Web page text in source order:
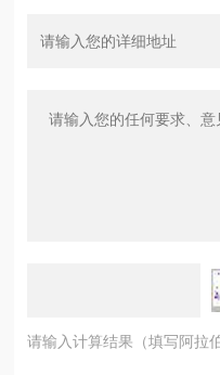
请输入计算结果（填写阿拉